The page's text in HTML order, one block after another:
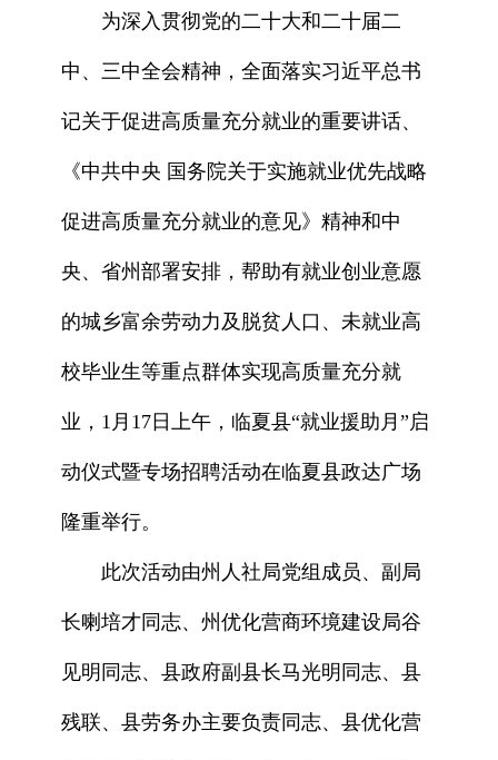
为深入贯彻党的二十大和二十届二
中、三中全会精神，全面落实习近平总书
记关于促进高质量充分就业的重要讲话、
《中共中央 国务院关于实施就业优先战略
促进高质量充分就业的意见》精神和中
央、省州部署安排，帮助有就业创业意愿
的城乡富余劳动力及脱贫人口、未就业高
校毕业生等重点群体实现高质量充分就
业，1月17日上午，临夏县“就业援助月”启
动仪式暨专场招聘活动在临夏县政达广场
隆重举行。
此次活动由州人社局党组成员、副局
长喇培才同志、州优化营商环境建设局谷
见明同志、县政府副县长马光明同志、县
残联、县劳务办主要负责同志、县优化营